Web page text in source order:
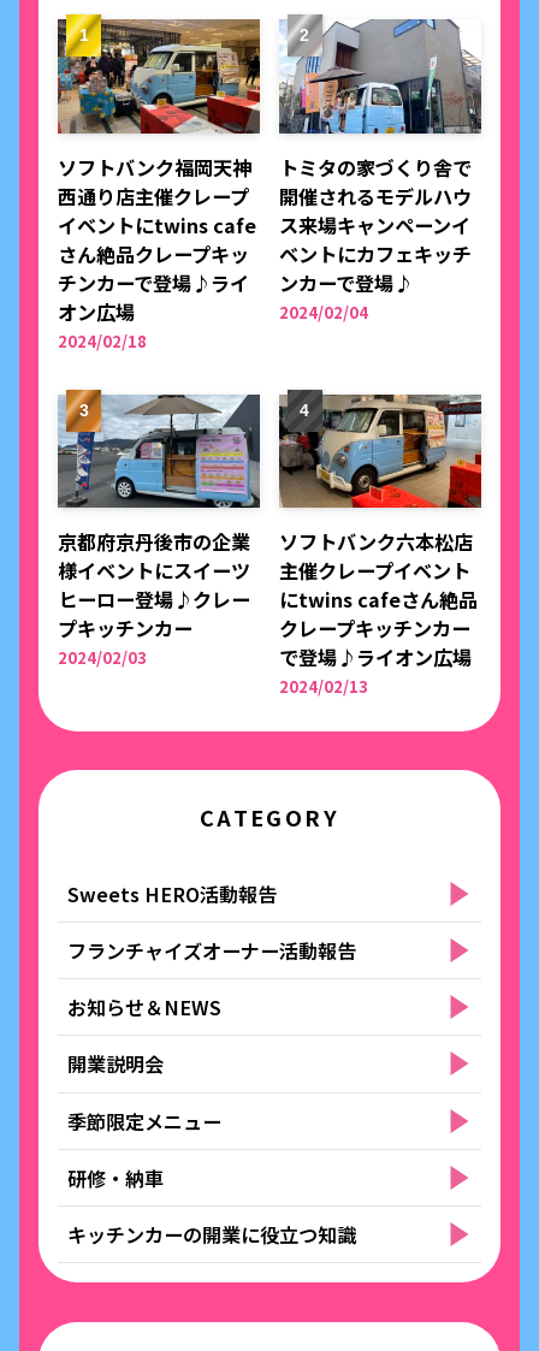
ソフトバンク福岡天神
西通り店主催クレープ
イベントにtwins cafe
さん絶品クレープキッ
チンカーで登場♪ライ
オン広場
2024/02/18
トミタの家づくり舎で
開催されるモデルハウ
ス来場キャンペーンイ
ベントにカフェキッチ
ンカーで登場♪
2024/02/04
京都府京丹後市の企業
様イベントにスイーツ
ヒーロー登場♪クレー
プキッチンカー
2024/02/03
ソフトバンク六本松店
主催クレープイベント
にtwins cafeさん絶品
クレープキッチンカー
で登場♪ライオン広場
2024/02/13
CATEGORY
Sweets HERO活動報告
フランチャイズオーナー活動報告
お知らせ＆NEWS
開業説明会
季節限定メニュー
研修・納車
キッチンカーの開業に役立つ知識